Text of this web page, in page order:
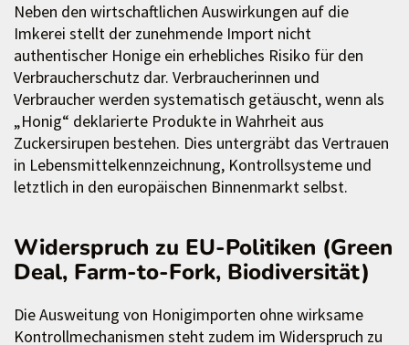
Neben den wirtschaftlichen Auswirkungen auf die
Imkerei stellt der zunehmende Import nicht
authentischer Honige ein erhebliches Risiko für den
Verbraucherschutz dar. Verbraucherinnen und
Verbraucher werden systematisch getäuscht, wenn als
„Honig“ deklarierte Produkte in Wahrheit aus
Zuckersirupen bestehen. Dies untergräbt das Vertrauen
in Lebensmittelkennzeichnung, Kontrollsysteme und
letztlich in den europäischen Binnenmarkt selbst.
Widerspruch zu EU-Politiken (Green
Deal, Farm-to-Fork, Biodiversität)
Die Ausweitung von Honigimporten ohne wirksame
Kontrollmechanismen steht zudem im Widerspruch zu